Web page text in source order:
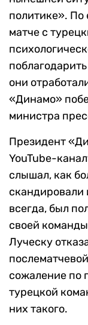
политике». По
матче с
они
«Динамо»
министра
Президент
YouTube-
слышал, как
скандировали
всегда, был
своей
Луческу
сожаление по
турецкой
них такого.